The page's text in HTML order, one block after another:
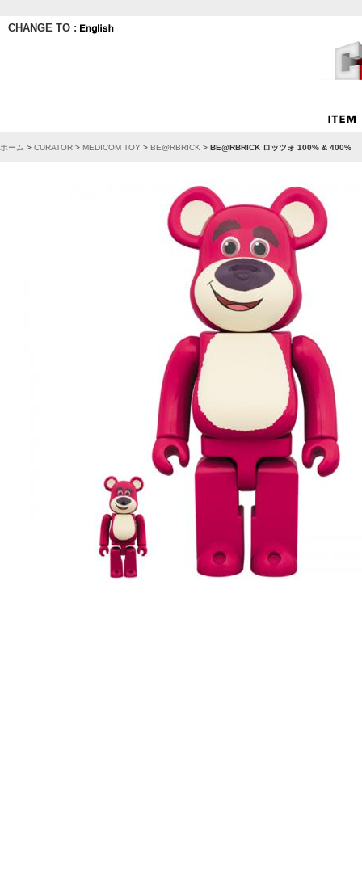
CHANGE TO :
ホーム > CURATOR > MEDICOM TOY > BE@RBRICK > BE@RBRICK ロッツォ 100% & 400%